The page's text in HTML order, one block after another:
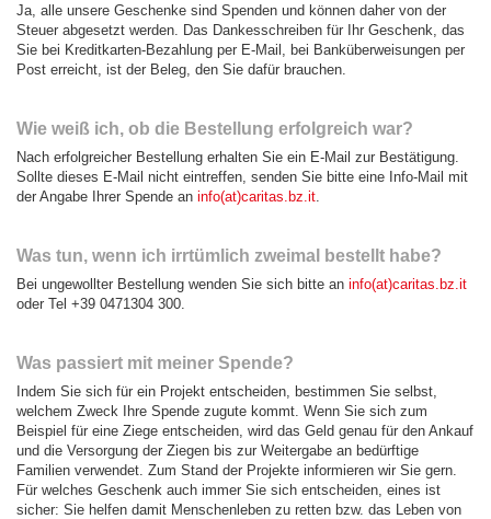
Ja, alle unsere Geschenke sind Spenden und können daher von der
Steuer abgesetzt werden. Das Dankesschreiben für Ihr Geschenk, das
Sie bei Kreditkarten-Bezahlung per E-Mail, bei Banküberweisungen per
Post erreicht, ist der Beleg, den Sie dafür brauchen.
Wie weiß ich, ob die Bestellung erfolgreich war?
Nach erfolgreicher Bestellung erhalten Sie ein E-Mail zur Bestätigung.
Sollte dieses E-Mail nicht eintreffen, senden Sie bitte eine Info-Mail mit
der Angabe Ihrer Spende an info(at)caritas.bz.it
Was tun, wenn ich irrtümlich zweimal bestellt habe?
Bei ungewollter Bestellung wenden Sie sich bitte an info(at)caritas.bz.it
oder Tel +39 0471304 300.
Was passiert mit meiner Spende?
Indem Sie sich für ein Projekt entscheiden, bestimmen Sie selbst,
welchem Zweck Ihre Spende zugute kommt. Wenn Sie sich zum
Beispiel für eine Ziege entscheiden, wird das Geld genau für den Ankauf
und die Versorgung der Ziegen bis zur Weitergabe an bedürftige
Familien verwendet. Zum Stand der Projekte informieren wir Sie gern.
Für welches Geschenk auch immer Sie sich entscheiden, eines ist
sicher: Sie helfen damit Menschenleben zu retten bzw. das Leben von